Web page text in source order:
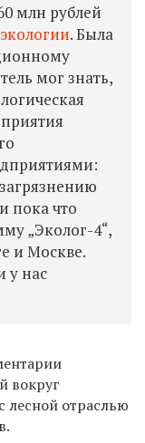
млн рублей
. Была
мог знать,
пока что
„Эколог-4“,
и Москве.
у нас
вокруг
отраслью